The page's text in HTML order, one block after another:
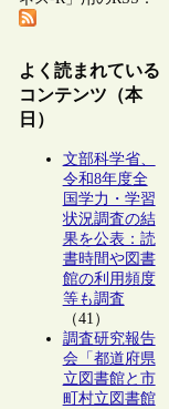
よく読まれている
コンテンツ（本
日）
文部科学省、
令和8年度全
国学力・学習
状況調査の結
果を公表：読
書時間や図書
館の利用頻度
等も調査
（41）
調査研究報告
会「都道府県
立図書館と市
町村立図書館